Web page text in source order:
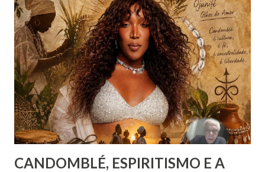
cromoterapia no contexto da preservação da saúde física e
psíquica. Em nenhum momento, porém, recomenda sua
adoção como prática institucional do Espiritismo. Há
profunda diferença entre reconhecer a existência de um
recurso terapêutico e convertê-lo em atividade da Casa
Espírita.
CANDOMBLÉ, ESPIRITISMO E A